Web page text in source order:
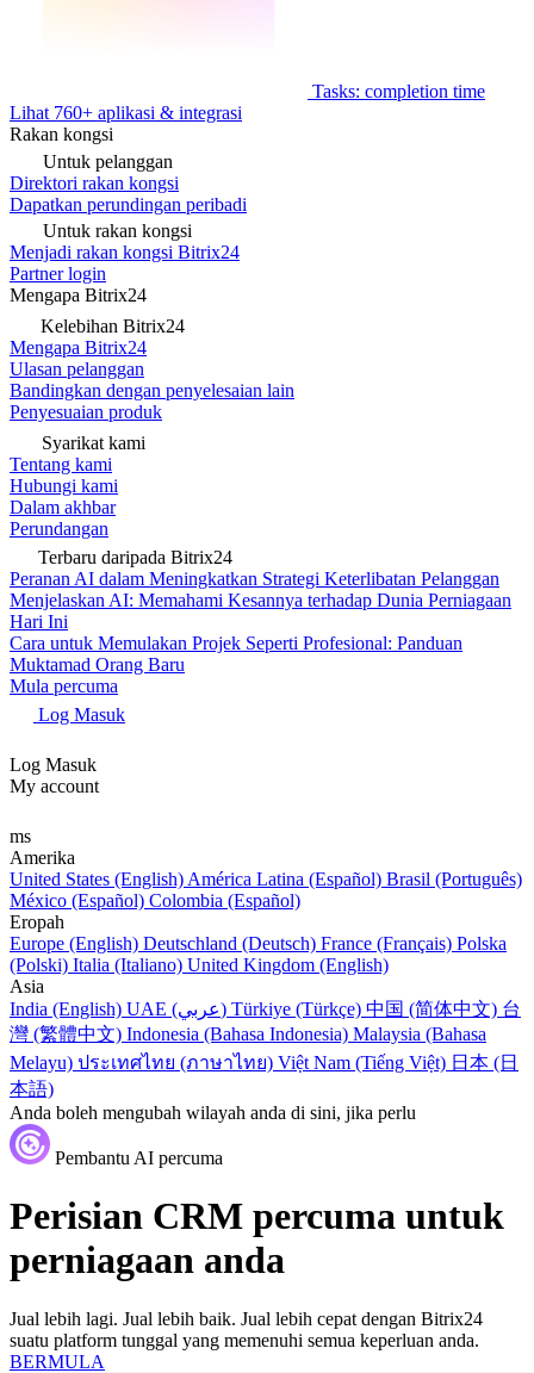
Tasks: completion time
Lihat 760+ aplikasi & integrasi
Rakan kongsi
Untuk pelanggan
Direktori rakan kongsi
Dapatkan perundingan peribadi
Untuk rakan kongsi
Menjadi rakan kongsi Bitrix24
Partner login
Mengapa Bitrix24
Kelebihan Bitrix24
Mengapa Bitrix24
Ulasan pelanggan
Bandingkan dengan penyelesaian lain
Penyesuaian produk
Syarikat kami
Tentang kami
Hubungi kami
Dalam akhbar
Perundangan
Terbaru daripada Bitrix24
Peranan AI dalam Meningkatkan Strategi Keterlibatan Pelanggan
Menjelaskan AI: Memahami Kesannya terhadap Dunia Perniagaan
Hari Ini
Cara untuk Memulakan Projek Seperti Profesional: Panduan
Muktamad Orang Baru
Mula percuma
Log Masuk
Log Masuk
My account
ms
Amerika
United States (English) América Latina (Español) Brasil (Português)
México (Español) Colombia (Español)
Eropah
Europe (English) Deutschland (Deutsch) France (Français) Polska
(Polski) Italia (Italiano) United Kingdom (English)
Asia
India (English)
UAE (عربي) Türkiye (Türkçe) 中国 (简体中文) 台
灣 (繁體中文) Indonesia (Bahasa Indonesia) Malaysia (Bahasa
Melayu) ประเทศไทย (ภาษาไทย) Việt Nam (Tiếng Việt) 日本 (日
本語)
Anda boleh mengubah wilayah anda di sini, jika perlu
Pembantu AI percuma
Perisian CRM percuma untuk
perniagaan anda
Jual lebih lagi. Jual lebih baik. Jual lebih cepat dengan Bitrix24
suatu platform tunggal yang memenuhi semua keperluan anda.
BERMULA